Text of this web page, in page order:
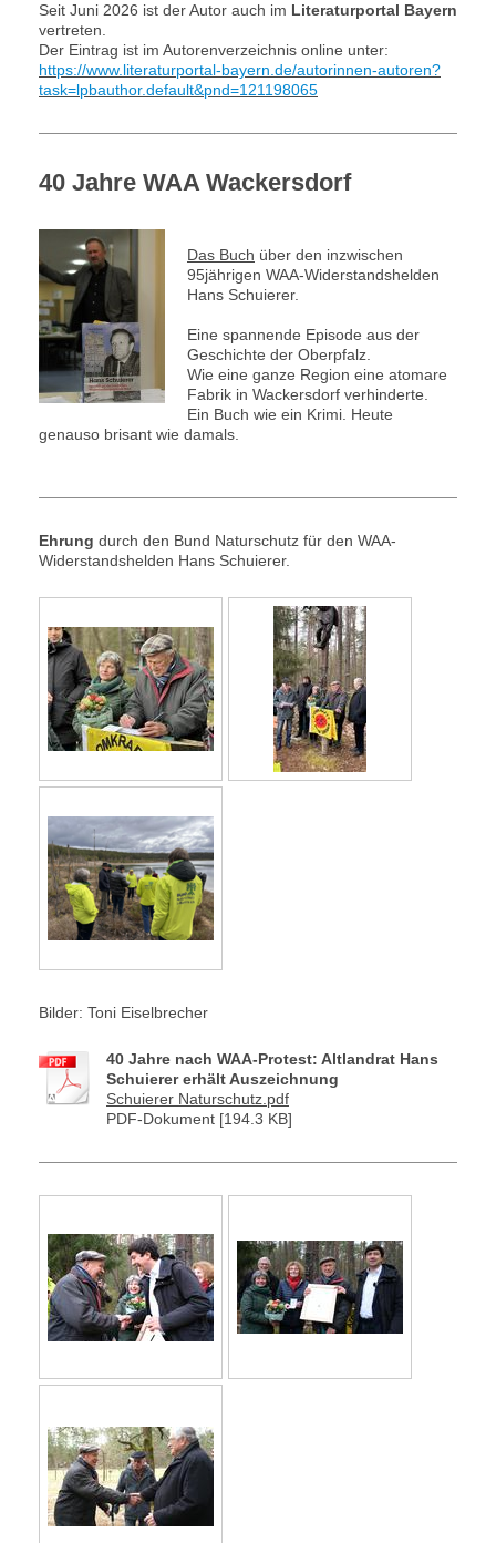
Seit Juni 2026 ist der Autor auch im Literaturportal Bayern
vertreten.
Der Eintrag ist im Autorenverzeichnis online unter:
https://www.literaturportal-bayern.de/autorinnen-autoren?
task=lpbauthor.default&pnd=121198065
40 Jahre WAA Wackersdorf
Das Buch über den inzwischen
95jährigen WAA-Widerstandshelden
Hans Schuierer.
Eine spannende Episode aus der
Geschichte der Oberpfalz.
Wie eine ganze Region eine atomare
Fabrik in Wackersdorf verhinderte.
Ein Buch wie ein Krimi. Heute
genauso brisant wie damals.
Ehrung durch den Bund Naturschutz für den WAA-
Widerstandshelden Hans Schuierer.
Bilder: Toni Eiselbrecher
40 Jahre nach WAA-Protest: Altlandrat Hans
Schuierer erhält Auszeichnung
Schuierer Naturschutz.pdf
PDF-Dokument [194.3 KB]